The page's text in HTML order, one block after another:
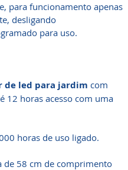
para funcionamento apenas
desligando
para uso.
de led para jardim com
12 horas acesso com uma
horas de uso ligado.
de 58 cm de comprimento